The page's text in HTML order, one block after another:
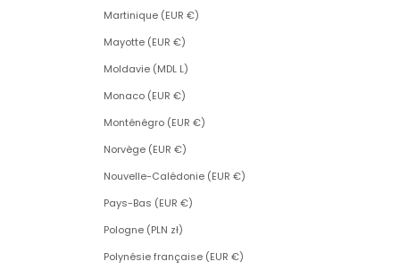
Martinique (EUR €)
Mayotte (EUR €)
Moldavie (MDL L)
Monaco (EUR €)
Monténégro (EUR €)
Norvège (EUR €)
Nouvelle-Calédonie (EUR €)
Pays-Bas (EUR €)
Pologne (PLN zł)
Polynésie française (EUR €)